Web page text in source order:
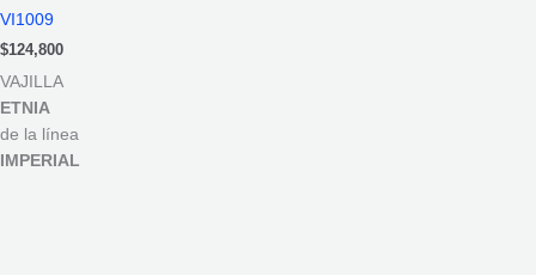
VI1009
$124,800
VAJILLA
ETNIA
de la línea
IMPERIAL